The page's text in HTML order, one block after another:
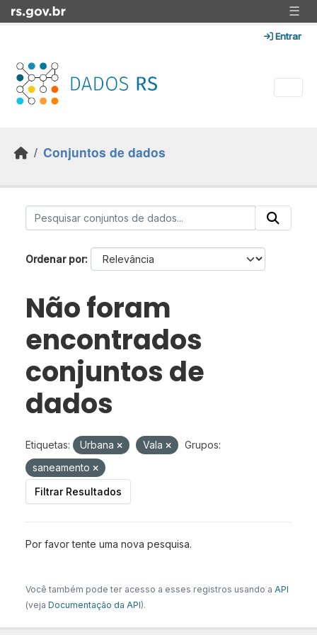
Skip to main content ☰
Entrar
Conjuntos de dados
Ordenar por
Não foram
encontrados
conjuntos de
dados
Etiquetas: Urbana Vala
Grupos:
saneamento
Filtrar Resultados
Por favor tente uma nova pesquisa.
Você também pode ter acesso a esses registros usando a API
(veja Documentação da API).